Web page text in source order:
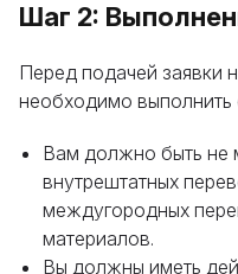
Шаг 2:
Перед подачей заявки
необходимо
Вам должно быть не
внутрештатных
междугородных
материалов.
Вы должны иметь